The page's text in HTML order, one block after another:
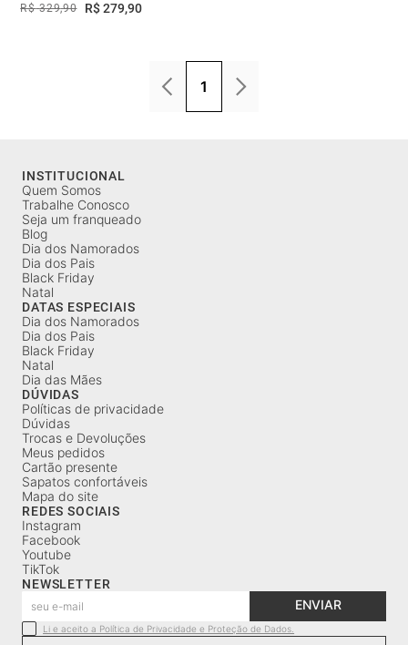
R$ 329,90 R$ 279,90
1
INSTITUCIONAL
Quem Somos
Trabalhe Conosco
Seja um franqueado
Blog
Dia dos Namorados
Dia dos Pais
Black Friday
Natal
DATAS ESPECIAIS
Dia dos Namorados
Dia dos Pais
Black Friday
Natal
Dia das Mães
DÚVIDAS
Políticas de privacidade
Dúvidas
Trocas e Devoluções
Meus pedidos
Cartão presente
Sapatos confortáveis
Mapa do site
REDES SOCIAIS
Instagram
Facebook
Youtube
TikTok
NEWSLETTER
ENVIAR
Li e aceito a Política de Privacidade e Proteção de Dados.